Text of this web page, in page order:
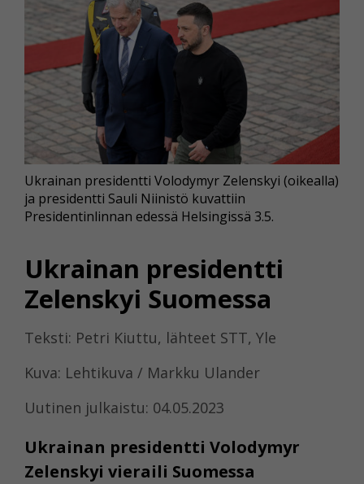
Ukrainan presidentti
Zelenskyi Suomessa
Teksti: Petri Kiuttu, lähteet STT, Yle
Kuva: Lehtikuva / Markku Ulander
Uutinen julkaistu: 04.05.2023
Ukrainan presidentti Volodymyr
Zelenskyi vieraili Suomessa
Ukrainan presidentti Volodymyr Zelenskyi (oikealla)
ja presidentti Sauli Niinistö kuvattiin
Presidentinlinnan edessä Helsingissä 3.5.